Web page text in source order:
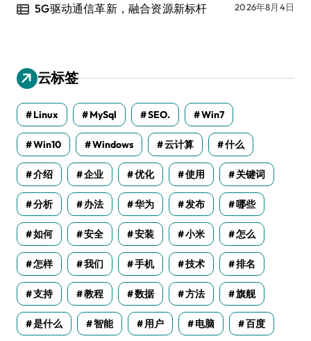
5G驱动通信革新，融合资源新标杆 2026年8月4日
云标签
Linux MySql SEO. Win7
Win10 Windows 云计算 什么
介绍 企业 优化 使用 关键词
分析 办法 华为 发布 哪些
如何 安全 安装 小米 怎么
怎样 我们 手机 技术 排名
支持 教程 数据 方法 旗舰
是什么 智能 用户 电脑 百度